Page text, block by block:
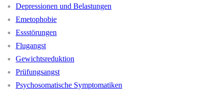
Depressionen und Belastungen
Emetophobie
Essstörungen
Flugangst
Gewichtsreduktion
Prüfungsangst
Psychosomatische Symptomatiken